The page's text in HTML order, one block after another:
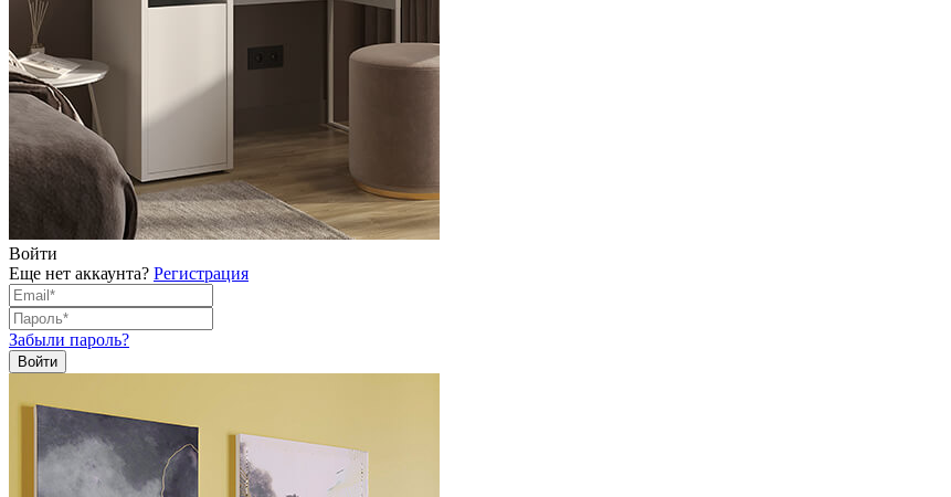
Войти
Еще нет аккаунта? Регистрация
Забыли пароль?